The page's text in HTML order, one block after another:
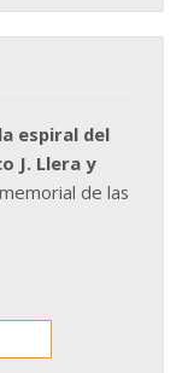
la espiral del
J. Llera y
de las